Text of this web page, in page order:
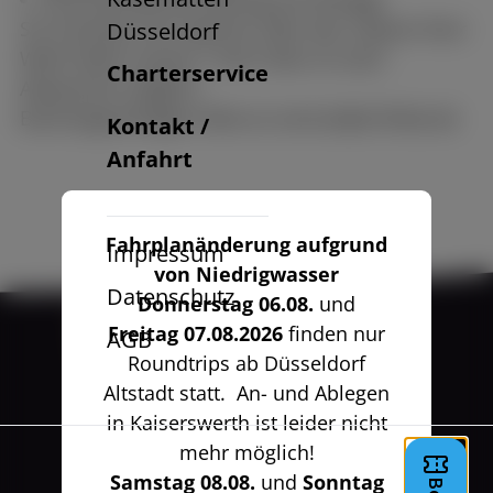
Düsseldorf
Charterservice
Kontakt /
Anfahrt
Impressum
Datenschutz
AGB
Sie möchten Ihre Speisen über den Caterer Ihrer
Wahl liefern lassen ? Auch dies ist nach
Absprache möglich.
Buchungsanfragen bitte an
Fahrplanänderung aufgrund
von Niedrigwasser
Donnerstag 06.08. und
Freitag 07.08.2026finden nur
Roundtrips ab Düsseldorf
Altstadt statt. An- und Ablegen
in Kaiserswerth ist leider nicht
mehr möglich!
Samstag 08.08. und Sonntag